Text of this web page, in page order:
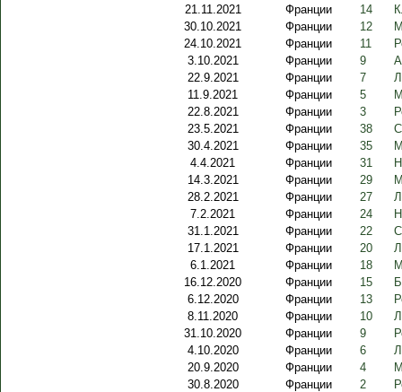
21.11.2021
Франции 14
30.10.2021
Франции 12
24.10.2021
Франции 11
3.10.2021
Франции 9
22.9.2021
Франции 7
11.9.2021
Франции 5
22.8.2021
Франции 3
23.5.2021
Франции 38
30.4.2021
Франции 35
4.4.2021
Франции 31
14.3.2021
Франции 29
28.2.2021
Франции 27
7.2.2021
Франции 24
31.1.2021
Франции 22
17.1.2021
Франции 20
6.1.2021
Франции 18
16.12.2020
Франции 15
6.12.2020
Франции 13
8.11.2020
Франции 10
31.10.2020
Франции 9
4.10.2020
Франции 6
20.9.2020
Франции 4
30.8.2020
Франции 2